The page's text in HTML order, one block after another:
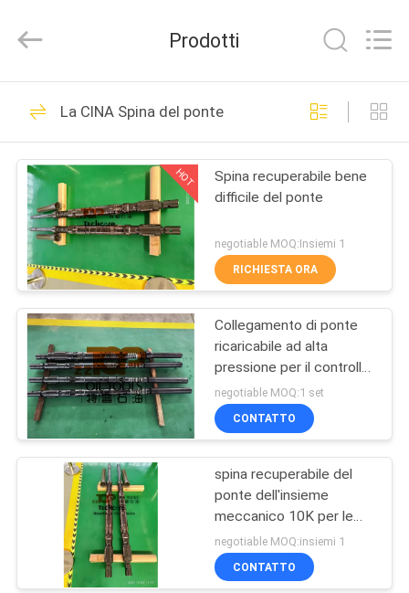
CASA
PRODOTTI
CIRCA
NOI
GIRO
DELLA
FABBRICA
CONTROLLO
DI
QUALITÀ
CONTATTICI
Tools
Rights
strumenti dell'olio
del martello
36
Strumenti di prova
del gambo di
trapano
60
Apra il foro DST
Prodotti
La CINA Spina del ponte
HOT
Spina recuperabile bene
difficile del ponte
negotiable MOQ:Insiemi 1
RICHIESTA ORA
Collegamento di ponte
ricaricabile ad alta
pressione per il controllo
e il trattamento dei pozzi
di petrolio
negotiable MOQ:1 set
CONTATTO
spina recuperabile del
ponte dell'insieme
meccanico 10K per le
prove del martello del
pozzo di petrolio
negotiable MOQ:insiemi 1
CONTATTO